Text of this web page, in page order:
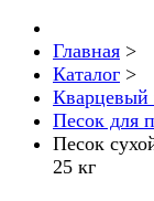
Главная >
Каталог >
Кварцевый
Песок для
Песок
25 кг